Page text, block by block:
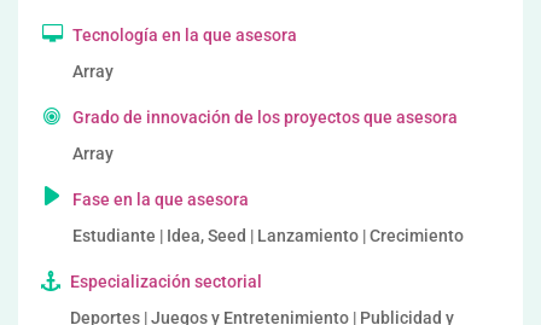
Tecnología en la que asesora
Array
Grado de innovación de los proyectos que asesora
Array
Fase en la que asesora
Estudiante | Idea, Seed | Lanzamiento | Crecimiento
Especialización sectorial
Deportes | Juegos y Entretenimiento | Publicidad y